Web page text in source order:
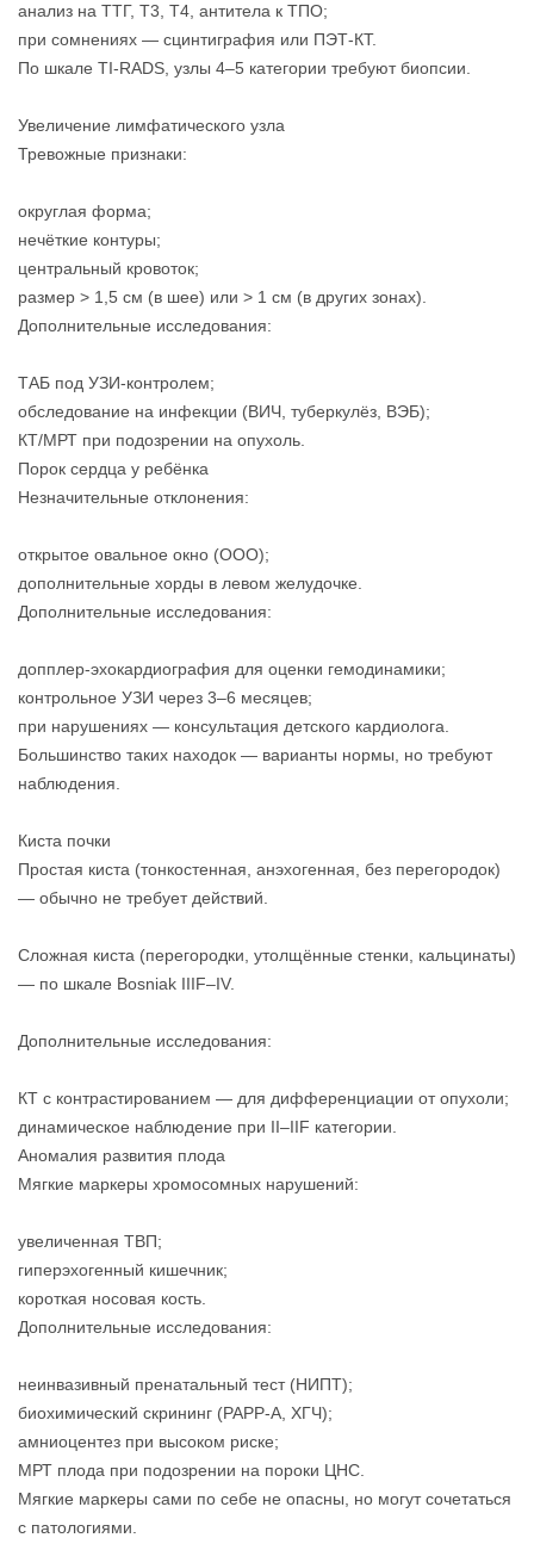
анализ на ТТГ, Т3, Т4, антитела к ТПО;
при сомнениях — сцинтиграфия или ПЭТ-КТ.
По шкале TI-RADS, узлы 4–5 категории требуют биопсии.
Увеличение лимфатического узла
Тревожные признаки:
округлая форма;
нечёткие контуры;
центральный кровоток;
размер > 1,5 см (в шее) или > 1 см (в других зонах).
Дополнительные исследования:
ТАБ под УЗИ-контролем;
обследование на инфекции (ВИЧ, туберкулёз, ВЭБ);
КТ/МРТ при подозрении на опухоль.
Порок сердца у ребёнка
Незначительные отклонения:
открытое овальное окно (ООО);
дополнительные хорды в левом желудочке.
Дополнительные исследования:
допплер-эхокардиография для оценки гемодинамики;
контрольное УЗИ через 3–6 месяцев;
при нарушениях — консультация детского кардиолога.
Большинство таких находок — варианты нормы, но требуют
наблюдения.
Киста почки
Простая киста (тонкостенная, анэхогенная, без перегородок)
— обычно не требует действий.
Сложная киста (перегородки, утолщённые стенки, кальцинаты)
— по шкале Bosniak IIIF–IV.
Дополнительные исследования:
КТ с контрастированием — для дифференциации от опухоли;
динамическое наблюдение при II–IIF категории.
Аномалия развития плода
Мягкие маркеры хромосомных нарушений:
увеличенная ТВП;
гиперэхогенный кишечник;
короткая носовая кость.
Дополнительные исследования:
неинвазивный пренатальный тест (НИПТ);
биохимический скрининг (РАРР-А, ХГЧ);
амниоцентез при высоком риске;
МРТ плода при подозрении на пороки ЦНС.
Мягкие маркеры сами по себе не опасны, но могут сочетаться
с патологиями.